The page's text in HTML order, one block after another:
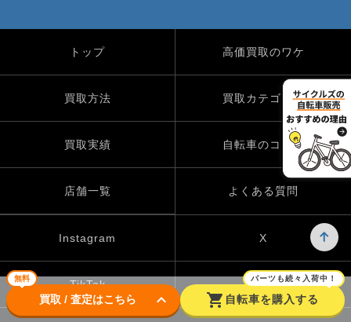
無料
買取 / 査定はこちら keyboard_arrow_down shopping_cart
パーツも続々入荷中！
自転車を購入する
トップ 高価買取のワケ
買取方法 買取カテゴリー
買取実績 自転車のコラム
店舗一覧 よくある質問
Instagram X
TikTok